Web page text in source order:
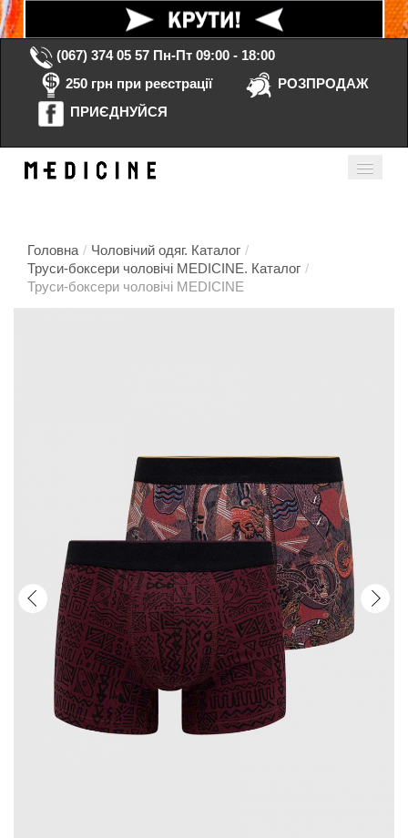
(067) 374 05 57 Пн-Пт 09:00 - 18:00
250 грн при реєстрації
РОЗПРОДАЖ
ПРИЄДНУЙСЯ
Головна / Чоловічий одяг. Каталог /
Труси-боксери чоловічі MEDICINE. Каталог /
Труси-боксери чоловічі MEDICINE